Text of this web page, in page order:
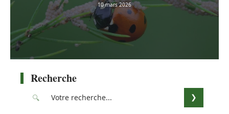
10 mars 2026
Recherche